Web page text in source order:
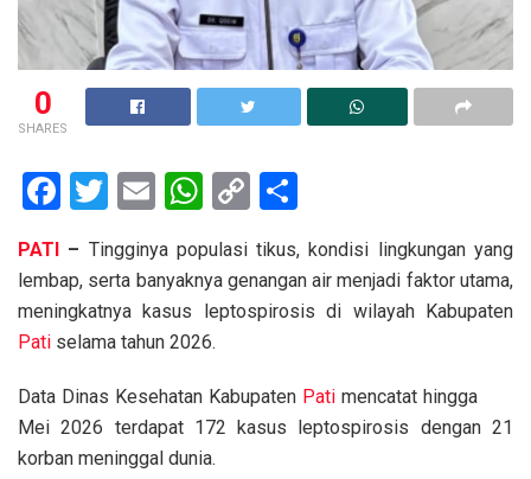
0
SHARES
F
ce
b
o
o
k
T
tt
er
E
ail
W
at
s
A
p
p
C
py
Li
k
ar
e
PATI – Tingginya populasi tikus, kondisi lingkungan yang
lembap, serta banyaknya genangan air menjadi faktor utama,
meningkatnya kasus leptospirosis di wilayah Kabupaten
Pati selama tahun 2026.
Data Dinas Kesehatan Kabupaten Pati mencatat hingga
Mei 2026 terdapat 172 kasus leptospirosis dengan 21
korban meninggal dunia.